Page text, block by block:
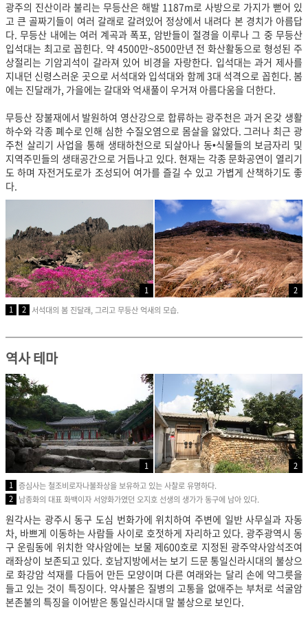
광주의 진산이라 불리는 무등산은 해발 1187m로 사방으로 가지가 뻗어 있
고 큰 골짜기들이 여러 갈래로 갈려있어 정상에서 내려다 본 경치가 아름답
다. 무등산 내에는 여러 계곡과 폭포, 암반들이 절경을 이루나 그 중 무등산
입석대는 최고로 꼽힌다. 약 4500만~8500만년 전 화산활동으로 형성된 주
상절리는 기암괴석이 갈라져 있어 비경을 자랑한다. 입석대는 과거 제사를
지내던 신령스러운 곳으로 서석대와 입석대와 함께 3대 석격으로 꼽힌다. 봄
에는 진달래가, 가을에는 갈대와 억새풀이 우거져 아름다움을 더한다.
무등산 장불재에서 발원하여 영산강으로 합류하는 광주천은 과거 온갖 생활
하수와 각종 폐수로 인해 심한 수질오염으로 몸살을 앓았다. 그러나 최근 광
주천 살리기 사업을 통해 생태하천으로 되살아나 동•식물들의 보금자리 및
지역주민들의 생태공간으로 거듭나고 있다. 현재는 각종 문화공연이 열리기
도 하며 자전거도로가 조성되어 여가를 즐길 수 있고 가볍게 산책하기도 좋
다.
1
2
1
2 서석대의 봄 진달래, 그리고 무등산 억새의 모습.
역사 테마
1
2
1 증심사는 철조비로자나불좌상을 보유하고 있는 사찰로 유명하다.
2 남종화의 대표 화백이자 서양화가였던 오지호 선생의 생가가 동구에 남아 있다.
원각사는 광주시 동구 도심 번화가에 위치하여 주변에 일반 사무실과 자동
차, 바쁘게 이동하는 사람들 사이로 호젓하게 자리하고 있다. 광주광역시 동
구 운림동에 위치한 약사암에는 보물 제600호로 지정된 광주약사암석조여
래좌상이 보존되고 있다. 호남지방에서는 보기 드문 통일신라시대의 불상으
로 화강암 석재를 다듬어 만든 모양이며 다른 여래와는 달리 손에 약그릇을
들고 있는 것이 특징이다. 약사불은 질병의 고통을 없애주는 부처로 석굴암
본존불의 특징을 이어받은 통일신라시대 말 불상으로 보인다.